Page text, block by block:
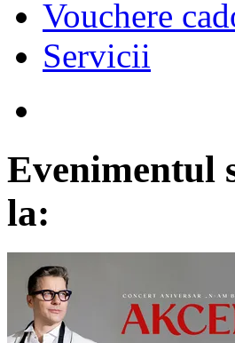
Vouchere
Servicii
Evenimentul
la: